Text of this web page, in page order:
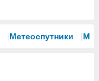
Метеоспутники